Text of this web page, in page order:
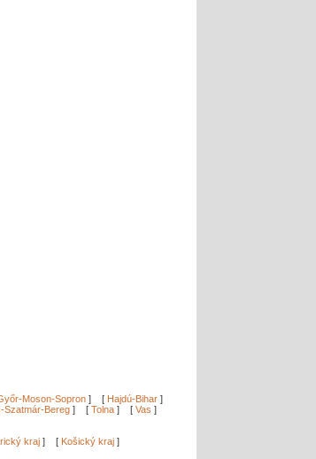
Moson-Sopron ] [ Hajdú-Bihar ]
Szatmár-Bereg ] [ Tolna ] [ Vas ]
kraj ] [ Košický kraj ]